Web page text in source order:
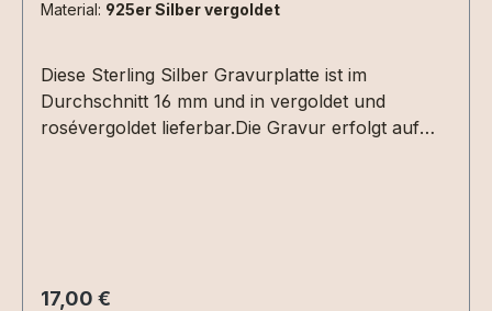
Material: 925er Silber vergoldet
Diese Sterling Silber Gravurplatte ist im
Durchschnitt 16 mm und in vergoldet und
rosévergoldet lieferbar.Die Gravur erfolgt auf
Regulärer Preis:
17,00 €